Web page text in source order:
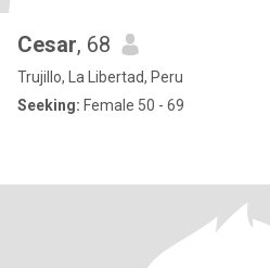
Cesar, 68
Trujillo, La Libertad, Peru
Seeking: Female 50 - 69